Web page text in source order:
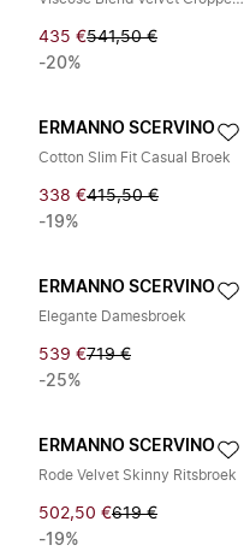
435 €541,50 €
-20%
ERMANNO SCERVINO
Cotton Slim Fit Casual Broek
338 €415,50 €
-19%
ERMANNO SCERVINO
Elegante Damesbroek
539 €719 €
-25%
ERMANNO SCERVINO
Rode Velvet Skinny Ritsbroek
502,50 €619 €
-19%